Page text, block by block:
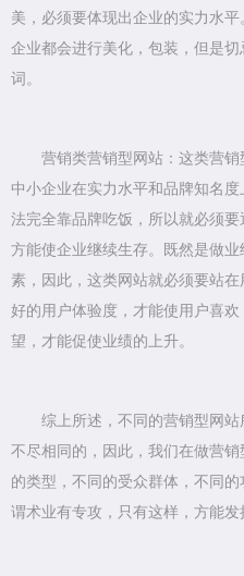
美，必须要体现出企业的实力水
企业都会进行美化，包装，但是
词。
营销类营销型网站：这类营
中小企业在实力水平和品牌知名
法完全靠品牌吃饭，所以就必须
方能使企业继续生存。既然是做
素，因此，这类网站就必须要站
好的用户体验度，才能使用户喜
望，才能促使业绩的上升。
综上所述，不同的营销型网
不尽相同的，因此，我们在做营
的类型，不同的受众群体，不同
谓术业有专攻，只有这样，方能发